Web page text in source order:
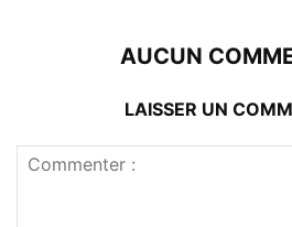
AUCUN
LAISSER UN